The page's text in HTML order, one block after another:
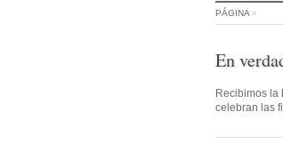
PÁGINA »
En
Recibimos la
celebran las